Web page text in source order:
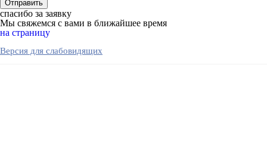
спасибо за заявку
Мы свяжемся с вами в ближайшее время
на страницу
Версия для слабовидящих